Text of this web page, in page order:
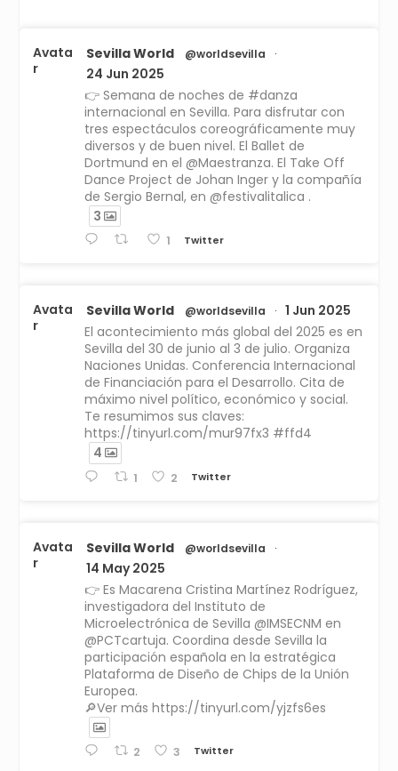
Avata
r
Sevilla World @worldsevilla ·
24 Jun 2025
👉 Semana de noches de #danza
internacional en Sevilla. Para disfrutar con
tres espectáculos coreográficamente muy
diversos y de buen nivel. El Ballet de
Dortmund en el @Maestranza. El Take Off
Dance Project de Johan Inger y la compañía
de Sergio Bernal, en @festivalitalica .
3
1 Twitter
Avata
r
Sevilla World @worldsevilla ·
1 Jun 2025
El acontecimiento más global del 2025 es en
Sevilla del 30 de junio al 3 de julio. Organiza
Naciones Unidas. Conferencia Internacional
de Financiación para el Desarrollo. Cita de
máximo nivel político, económico y social.
Te resumimos sus claves:
https://tinyurl.com/mur97fx3 #ffd4
4
1 2 Twitter
Avata
r
Sevilla World @worldsevilla ·
14 May 2025
👉 Es Macarena Cristina Martínez Rodríguez,
investigadora del Instituto de
Microelectrónica de Sevilla @IMSECNM en
@PCTcartuja. Coordina desde Sevilla la
participación española en la estratégica
Plataforma de Diseño de Chips de la Unión
Europea.
🔎Ver más https://tinyurl.com/yjzfs6es
2 3 Twitter